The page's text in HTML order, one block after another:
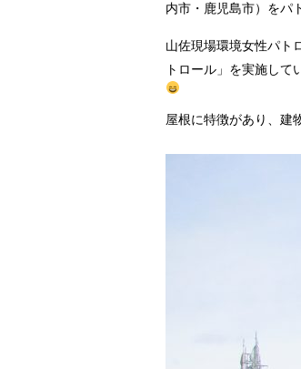
内市・鹿児島市）をパ
山佐現場環境女性パト
トロール」を実施し
屋根に特徴があり、建